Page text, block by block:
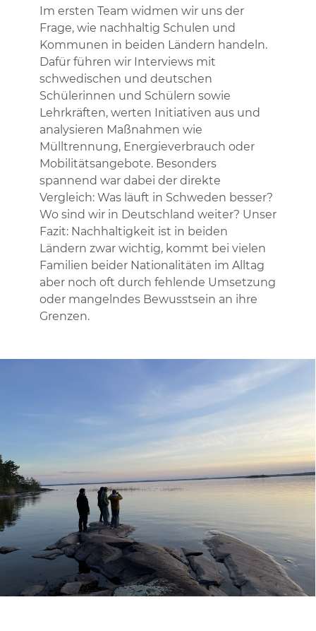
Im ersten Team widmen wir uns der
Frage, wie nachhaltig Schulen und
Kommunen in beiden Ländern handeln.
Dafür führen wir Interviews mit
schwedischen und deutschen
Schülerinnen und Schülern sowie
Lehrkräften, werten Initiativen aus und
analysieren Maßnahmen wie
Mülltrennung, Energieverbrauch oder
Mobilitätsangebote. Besonders
spannend war dabei der direkte
Vergleich: Was läuft in Schweden besser?
Wo sind wir in Deutschland weiter? Unser
Fazit: Nachhaltigkeit ist in beiden
Ländern zwar wichtig, kommt bei vielen
Familien beider Nationalitäten im Alltag
aber noch oft durch fehlende Umsetzung
oder mangelndes Bewusstsein an ihre
Grenzen.